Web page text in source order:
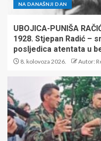
NA DANAŠNJI DAN
UBOJICA-PUNIŠA
1928. Stjepan Radić –
posljedica atentata u
8. kolovoza 2026. Autor: